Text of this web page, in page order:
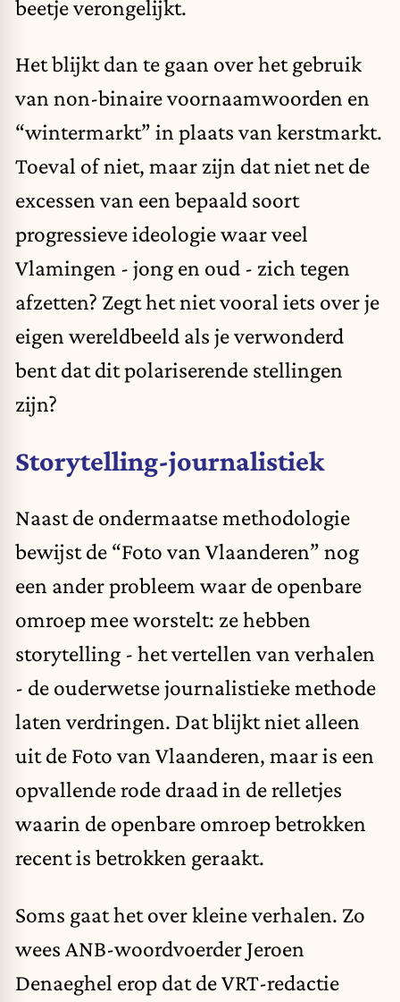
beetje verongelijkt.
Het blijkt dan te gaan over het gebruik
van non-binaire voornaamwoorden en
“wintermarkt” in plaats van kerstmarkt.
Toeval of niet, maar zijn dat niet net de
excessen van een bepaald soort
progressieve ideologie waar veel
Vlamingen - jong en oud - zich tegen
afzetten? Zegt het niet vooral iets over je
eigen wereldbeeld als je verwonderd
bent dat dit polariserende stellingen
zijn?
Storytelling-journalistiek
Naast de ondermaatse methodologie
bewijst de “Foto van Vlaanderen” nog
een ander probleem waar de openbare
omroep mee worstelt: ze hebben
storytelling - het vertellen van verhalen
- de ouderwetse journalistieke methode
laten verdringen. Dat blijkt niet alleen
uit de Foto van Vlaanderen, maar is een
opvallende rode draad in de relletjes
waarin de openbare omroep betrokken
recent is betrokken geraakt.
Soms gaat het over kleine verhalen. Zo
wees ANB-woordvoerder Jeroen
Denaeghel erop dat de VRT-redactie